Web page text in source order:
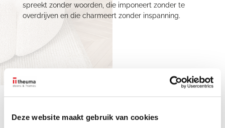
Deze website maakt gebruik van cookies
spreekt zonder woorden, die imponeert zonder te
overdrijven en die charmeert zonder inspanning.